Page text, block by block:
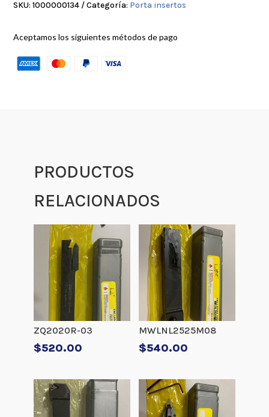
SKU:1000000134 Categoría: Porta insertos
Aceptamos los siguientes métodos de pago
PRODUCTOS
RELACIONADOS
ZQ2020R-03
$520.00
MWLNL2525M08
$540.00